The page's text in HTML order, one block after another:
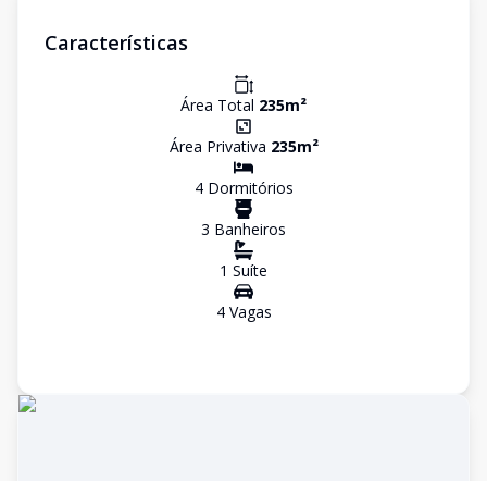
Características
Área Total 235m²
Área Privativa 235m²
4Dormitórios
3 Banheiros
1 Suíte
4Vagas